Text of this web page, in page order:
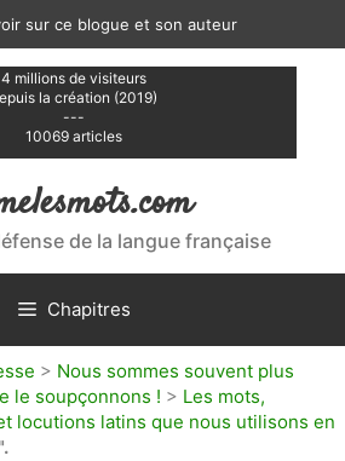
sur ce blogue et son auteur
4 millions de visiteurs
la création (2019)
---
10069 articles
de la langue française
Chapitres
> Nous sommes souvent plus
le soupçonnons ! > Les mots,
locutions latins que nous utilisons en